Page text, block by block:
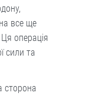
все ще
операція
сили та
сторона